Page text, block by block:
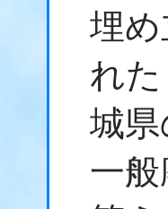
埋
れ
城
一